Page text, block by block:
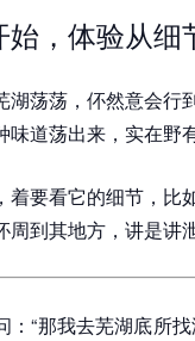
，体验从细
湖荡荡，伓然意会行
味道荡出来，实在野
要看它的细节，比
到其地方，讲是讲
：“那我去芜湖底所